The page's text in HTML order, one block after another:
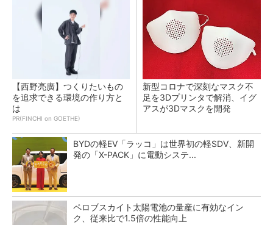
【西野亮廣】つくりたいもの
を追求できる環境の作り方と
は
PR(FINCHI on GOETHE)
新型コロナで深刻なマスク不
足を3Dプリンタで解消、イグ
アスが3Dマスクを開発
BYDの軽EV「ラッコ」は世界初の軽SDV、新開
発の「X-PACK」に電動システ...
ペロブスカイト太陽電池の量産に有効なイン
ク、従来比で1.5倍の性能向上